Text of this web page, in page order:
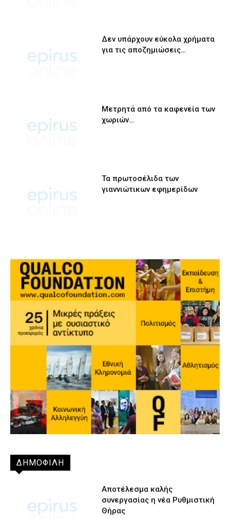
Δεν υπάρχουν εύκολα χρήματα
για τις αποζημιώσεις…
Μετρητά από τα καφενεία των
χωριών…
Τα πρωτοσέλιδα των
γιαννιώτικων εφημερίδων
ΔΗΜΟΦΙΛΗ
Αποτέλεσμα καλής
συνεργασίας η νέα Ρυθμιστική
Θήρας